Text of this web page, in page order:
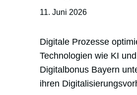
11. Juni 2026
Digitale Prozesse
Technologien wie KI
Digitalbonus Bayern
ihren